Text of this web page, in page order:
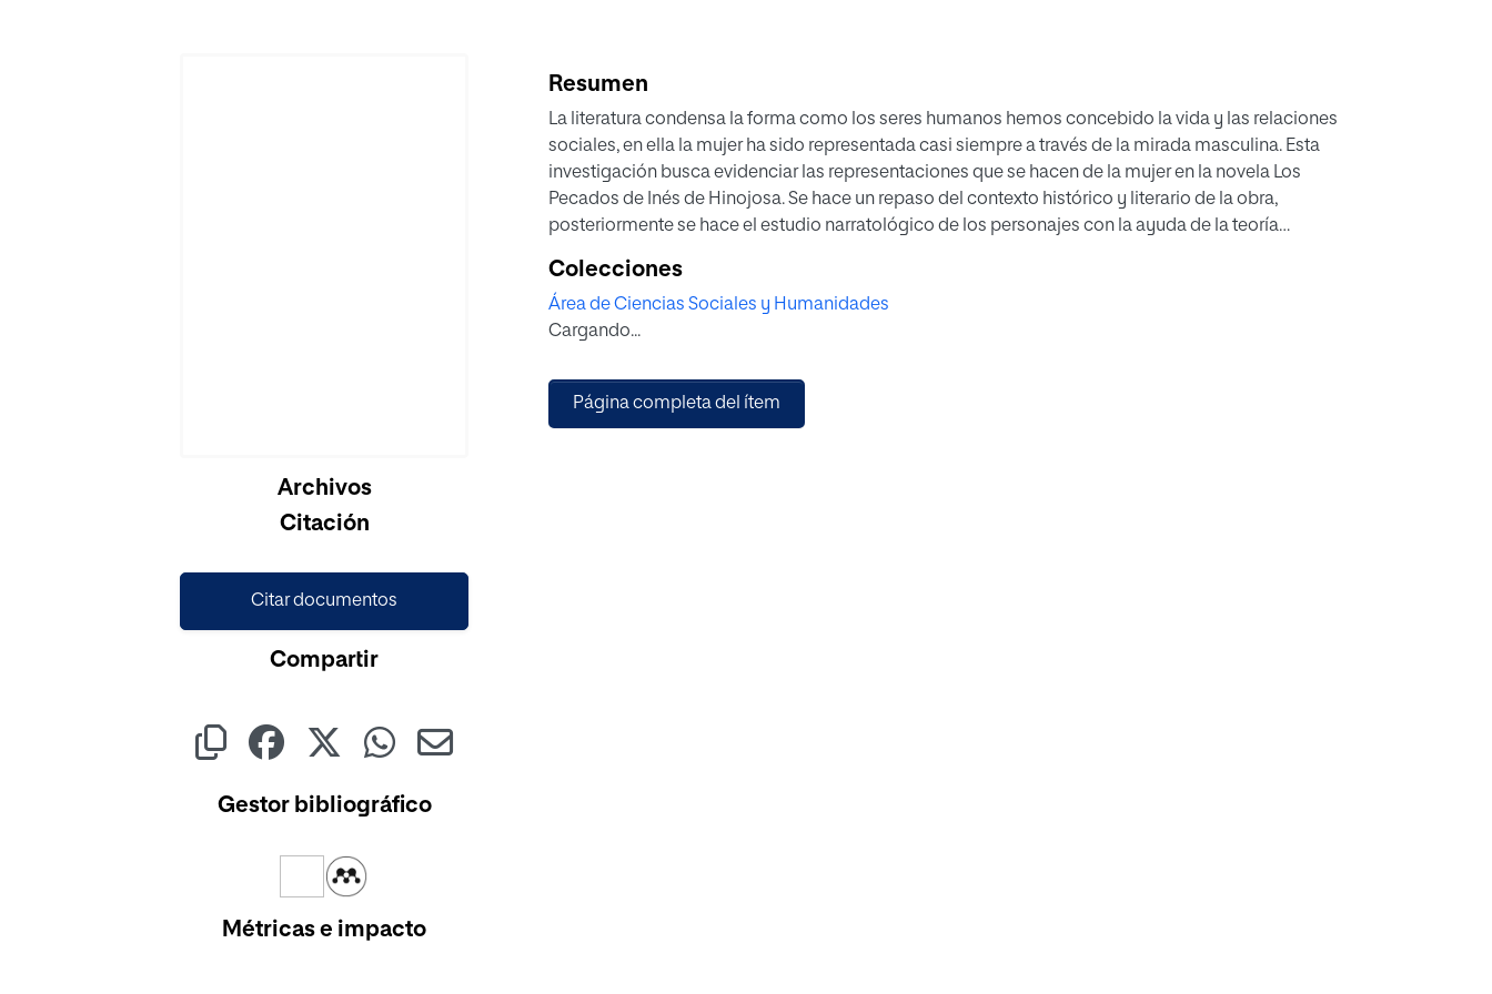
Cargando...Archivos
Citación
Citar documentos
Compartir
Gestor bibliográfico
Métricas e impacto
Resumen
La literatura condensa la forma como los seres humanos hemos concebido la vida y las relaciones
sociales, en ella la mujer ha sido representada casi siempre a través de la mirada masculina. Esta
investigación busca evidenciar las representaciones que se hacen de la mujer en la novela Los
Pecados de Inés de Hinojosa. Se hace un repaso del contexto histórico y literario de la obra,
posteriormente se hace el estudio narratológico de los personajes con la ayuda de la teoría
Se logra comprobar cómo hay una universalidad en estas representaciones, clasificadas según la
propuesta arquetípica de Victoria Schimdt a partir de las diosas griegas, pero que podrían tener
también su correspondencia en otras culturas pues coinciden con los imaginarios que
a su vez concuerdan los imaginarios sobre ellas se tenían durante el periodo colonial en el Nuevo
Reino de Granada y que determinaban su lugar en la sociedad y que tan bien se recrean en la novela.
Colecciones
Área de Ciencias Sociales y Humanidades
Cargando...
Página completa del ítem